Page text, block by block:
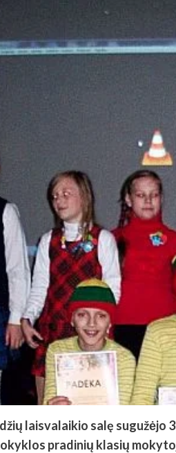
laisvalaikio salę sugužėjo
pradinių klasių